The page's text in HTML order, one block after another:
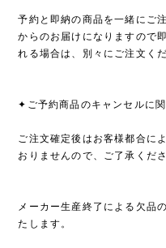
予約と即納の商品を一緒にご
からのお届けになりますので
れる場合は、別々にご注文く
✦ご予約商品のキャンセルに関
ご注文確定後はお客様都合に
おりませんので、ご了承くださ
メーカー生産終了による欠品
たします。